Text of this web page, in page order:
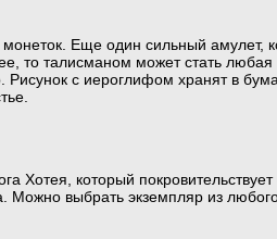
Еще один сильный амулет,
то талисманом может стать
с иероглифом хранят в
Хотея, который
выбрать экземпляр из